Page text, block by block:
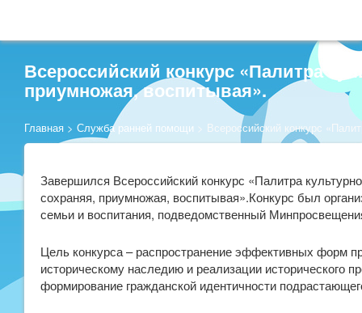
Всероссийский конкурс «Палитра
приумножая, воспитывая».
Главная > Служба ранней помощи > Всероссийский конкурс
Завершился Всероссийский конкурс «Палитра
сохраняя, приумножая, воспитывая».Конкурс был
семьи и воспитания, подведомственный
Цель конкурса – распространение эффективных форм
историческому наследию и реализации исторического
формирование гражданской идентичности